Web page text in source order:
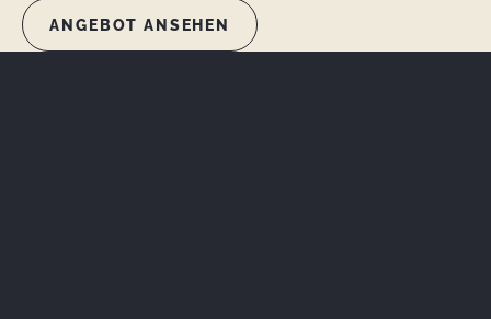
ANGEBOT ANSEHEN